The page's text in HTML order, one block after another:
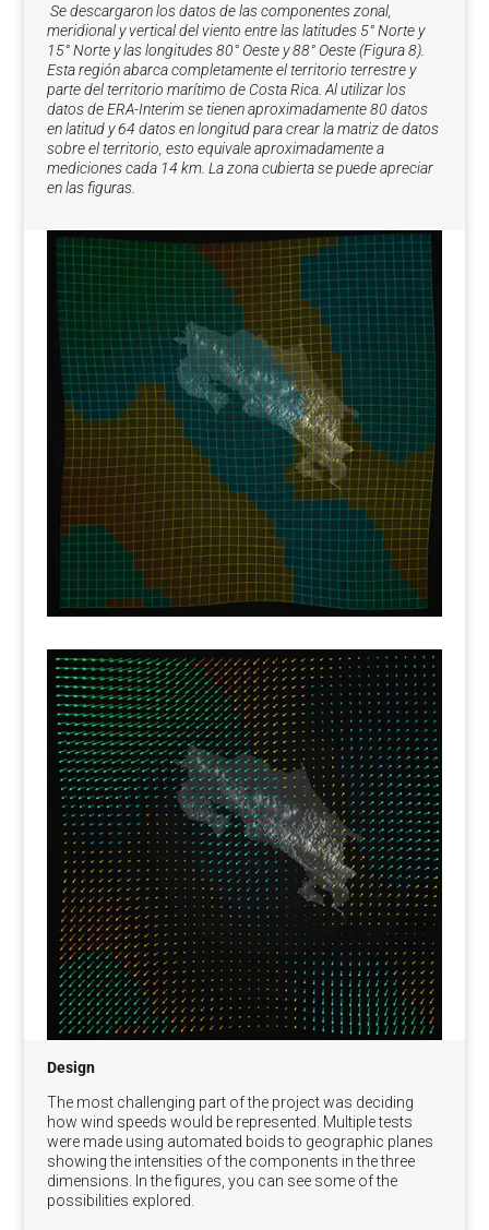
Se descargaron los datos de las componentes zonal,
meridional y vertical del viento entre las latitudes 5° Norte y
15° Norte y las longitudes 80° Oeste y 88° Oeste (Figura 8).
Esta región abarca completamente el territorio terrestre y
parte del territorio marítimo de Costa Rica. Al utilizar los
datos de ERA-Interim se tienen aproximadamente 80 datos
en latitud y 64 datos en longitud para crear la matriz de datos
sobre el territorio, esto equivale aproximadamente a
mediciones cada 14 km. La zona cubierta se puede apreciar
en las figuras.
Design
The most challenging part of the project was deciding
how wind speeds would be represented. Multiple tests
were made using automated boids to geographic planes
showing the intensities of the components in the three
dimensions. In the figures, you can see some of the
possibilities explored.